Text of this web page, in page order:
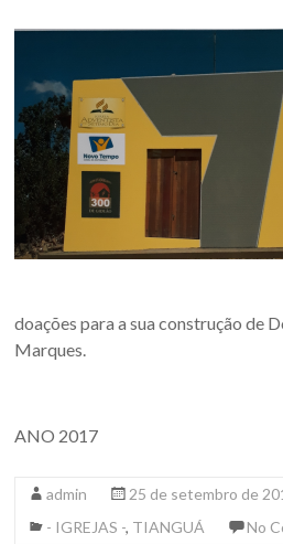
doações para a sua construção de
Marques.
ANO 2017
admin
25 de setembro de
- IGREJAS -, TIANGUÁ No